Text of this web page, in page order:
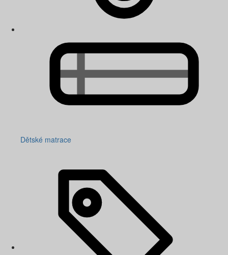
Dětské matrace